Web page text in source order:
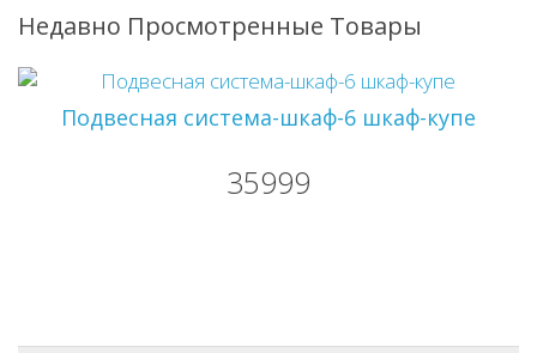
Недавно Просмотренные Товары
Подвесная система-шкаф-6 шкаф-купе
35999